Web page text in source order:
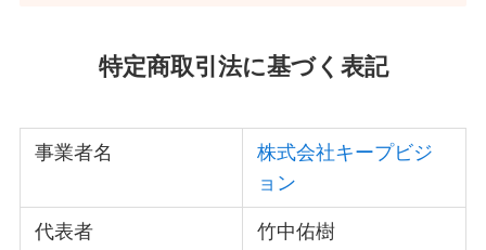
特定商取引法に基づく表記
事業者名
株式会社キープビジ
ョン
代表者 竹中佑樹